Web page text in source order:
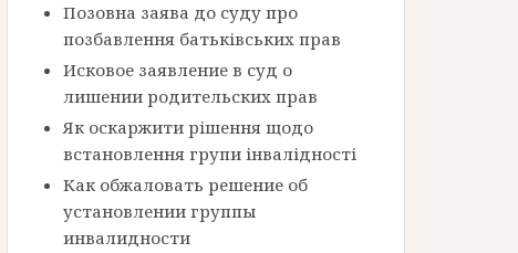
Позовна заява до суду про
позбавлення батьківських прав
Исковое заявление в суд о
лишении родительских прав
Як оскаржити рішення щодо
встановлення групи інвалідності
Как обжаловать решение об
установлении группы
инвалидности